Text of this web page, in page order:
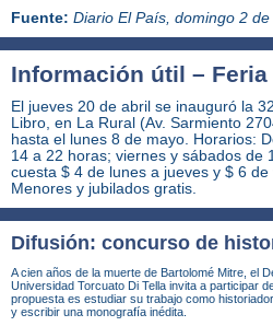
Fuente: Diario El País, domingo 2
Información útil –
El jueves 20 de abril se inauguró la
Libro, en La Rural (Av. Sarmiento
hasta el lunes 8 de mayo. Horarios:
14 a 22 horas; viernes y sábados de
cuesta $ 4 de lunes a jueves y $ 6
Menores y jubilados gratis.
Difusión: concurso de
A cien años de la muerte de Bartolomé Mitre, el
Universidad Torcuato Di Tella invita a participar
propuesta es estudiar su trabajo como
y escribir una monografía inédita.